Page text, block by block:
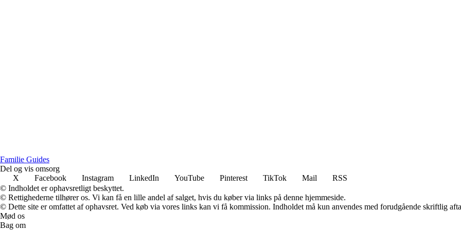
Familie Guides
Del og vis omsorg
X
Facebook Instagram LinkedIn YouTube Pinterest TikTok Mail
RSS
© Indholdet er ophavsretligt beskyttet.
© Rettighederne tilhører os. Vi kan få en lille andel af salget, hvis du køber via links på denne hjemmeside.
© Dette site er omfattet af ophavsret. Ved køb via vores links kan vi få kommission. Indholdet må kun anvendes med forudgående skriftlig
Mød os
Bag om